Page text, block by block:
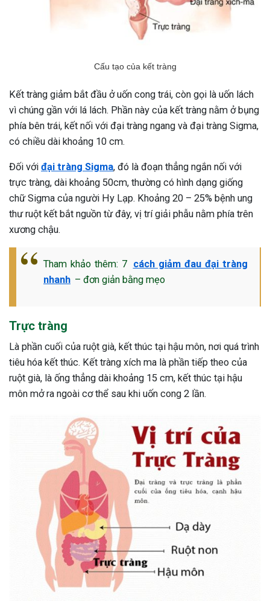
Cấu tạo của kết tràng
Kết tràng giảm bắt đầu ở uốn cong trái, còn gọi là uốn lách
vì chúng gần với lá lách. Phần này của kết tràng nằm ở bụng
phía bên trái, kết nối với đại tràng ngang và đại tràng Sigma,
có chiều dài khoảng 10 cm.
Đối với đại tràng Sigma, đó là đoạn thẳng ngắn nối với
trực tràng, dài khoảng 50cm, thường có hình dạng giống
chữ Sigma của người Hy Lạp. Khoảng 20 – 25% bệnh ung
thư ruột kết bắt nguồn từ đây, vị trí giải phẫu nằm phía trên
xương chậu.
Tham khảo thêm: 7 cách giảm đau đại tràng
nhanh – đơn giản bằng mẹo
Trực tràng
Là phần cuối của ruột già, kết thúc tại hậu môn, nơi quá trình
tiêu hóa kết thúc. Kết tràng xích ma là phần tiếp theo của
ruột già, là ống thẳng dài khoảng 15 cm, kết thúc tại hậu
môn mở ra ngoài cơ thể sau khi uốn cong 2 lần.